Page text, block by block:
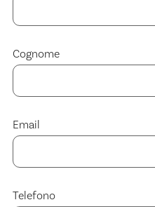
Cognome
Email
Telefono